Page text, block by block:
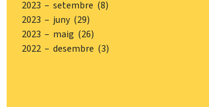
2023 – setembre (8)
2023 – juny (29)
2023 – maig (26)
2022 – desembre (3)